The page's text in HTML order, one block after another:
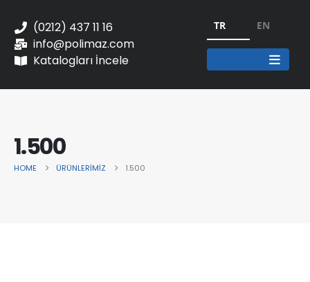
(0212) 437 11 16
info@polimaz.com
Katalogları İncele
TR EN
1.500
HOME ÜRÜNLERIMIZ 1.500